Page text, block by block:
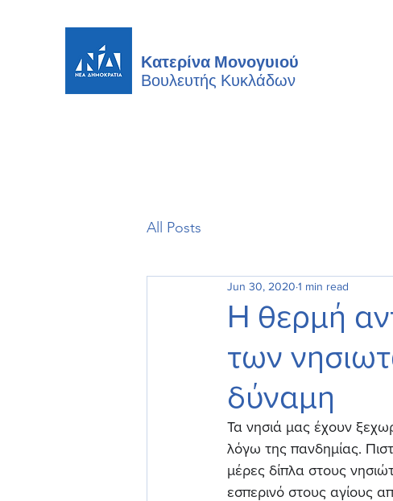
Κατερίνα Μονογυιού
Βουλευτής Κυκλάδων
All Posts
Η θερμή
των
δύναμη
Jun 30, 2020 1 min read
Τα νησιά μας έχουν
λόγω της πανδημίας.
μέρες δίπλα στους
εσπερινό στους αγίους